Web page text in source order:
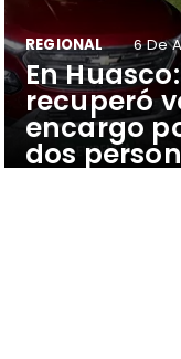
​En
recuperó
encargo
dos
REGIONAL 6 De